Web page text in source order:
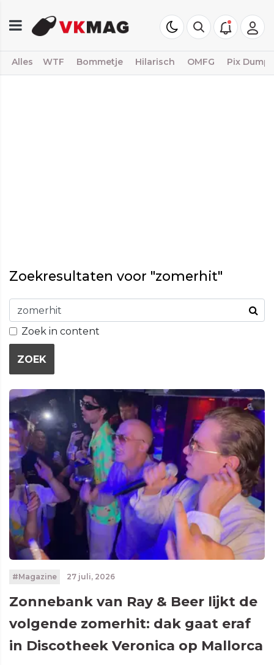
Alles WTF Bommetje Hilarisch OMFG Pix Dump
Zoekresultaten voor "zomerhit"
Zoek in content
ZOEK
#Magazine 27 juli, 2026
Zonnebank van Ray & Beer lijkt de
volgende zomerhit: dak gaat eraf
in Discotheek Veronica op Mallorca